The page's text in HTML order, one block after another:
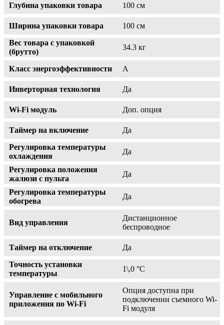
Глубина упаковки товара 100 см
Ширина упаковки товара
100 см
Вес товара с упаковкой
(брутто)
34.3 кг
Класс энергоэффективности A
Инверторная технология Да
Wi-Fi модуль Доп. опция
Таймер на включение
Да
Регулировка температуры
охлаждения
Да
Регулировка положения
жалюзи с пульта
Да
Регулировка температуры
обогрева
Да
Вид управления
Дистанционное
беспроводное
Таймер на отключение
Да
Точность установки
температуры
1\,0 °С
Управление c мобильного
приложения по Wi-Fi
Опция доступна при
подключении съемного Wi-
Fi модуля